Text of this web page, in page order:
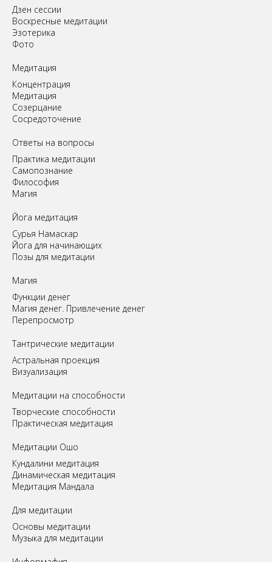
Дзен сессии
Воскресные медитации
Эзотерика
Фото
Медитация
Концентрация
Медитация
Созерцание
Сосредоточение
Ответы на вопросы
Практика медитации
Самопознание
Философия
Магия
Йога медитация
Сурья Намаскар
Йога для начинающих
Позы для медитации
Магия
Функции денег
Магия денег. Привлечение денег
Перепросмотр
Tантрические медитации
Астральная проекция
Визуализация
Медитации на способности
Творческие способности
Практическая медитация
Медитации Ошо
Кундалини медитация
Динамическая медитация
Медитация Мандала
Для медитации
Основы медитации
Музыка для медитации